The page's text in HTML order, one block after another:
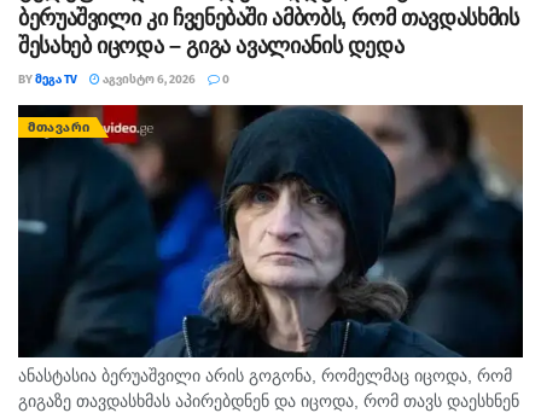
ბერუაშვილი კი ჩვენებაში ამბობს, რომ თავდასხმის
შესახებ იცოდა – გიგა ავალიანის დედა
BYᲛᲔᲒᲐ TV ᲐᲒᲕᲘᲡᲢᲝ 6, 2026 0
ᲛᲗᲐᲕᲐᲠᲘ
ანასტასია ბერუაშვილი არის გოგონა, რომელმაც იცოდა, რომ
გიგაზე თავდასხმას აპირებდნენ და იცოდა, რომ თავს დაესხნენ